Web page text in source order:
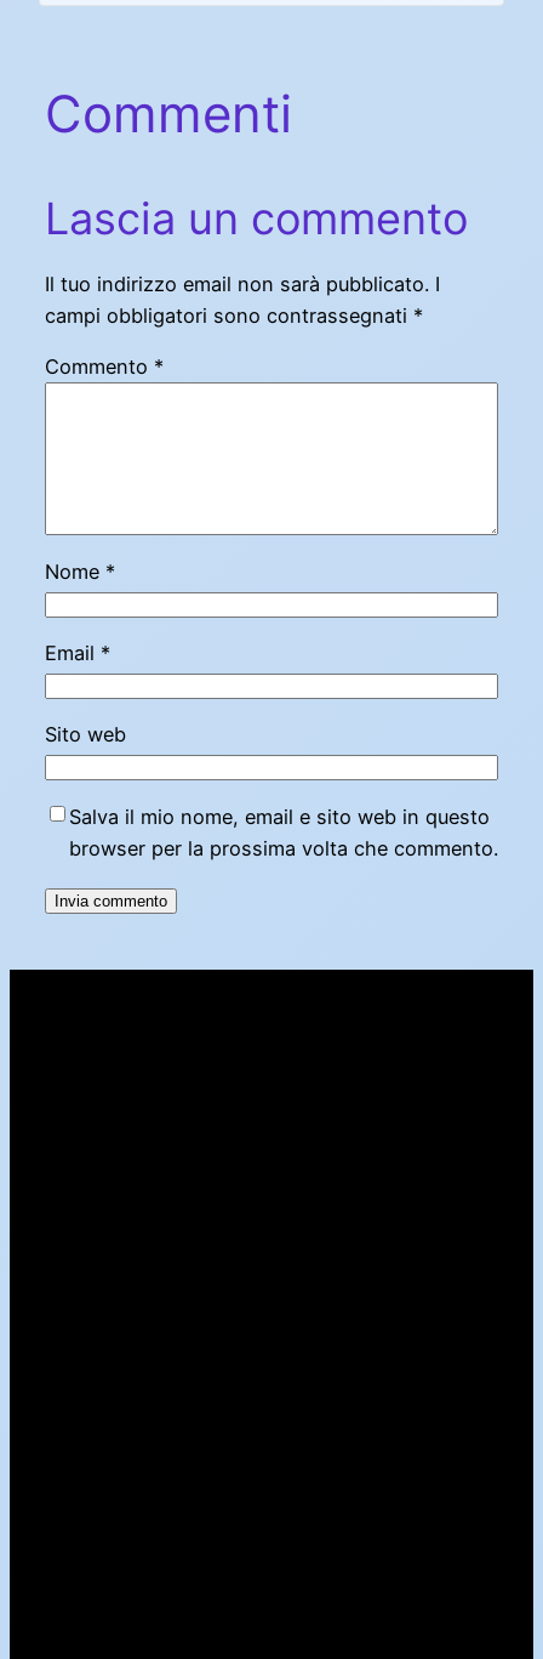
Commenti
Lascia un commento
Il tuo indirizzo email non sarà pubblicato. I
campi obbligatori sono contrassegnati *
Commento *
Nome *
Email *
Sito web
Salva il mio nome, email e sito web in questo
browser per la prossima volta che commento.